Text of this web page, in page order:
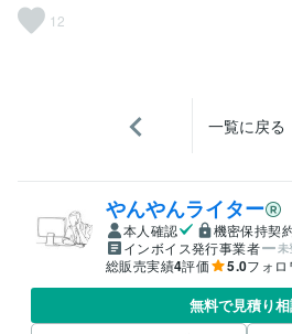
12
一覧に戻る
やんやんライター
本人確認
機密保持契
インボイス発行事業者
未
総販売実績4評価 5.0フォロ
無料で見積り